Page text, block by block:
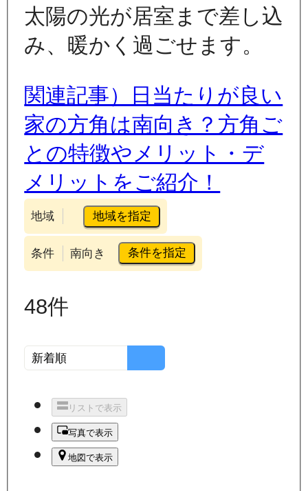
太陽の光が居室まで差し込
み、暖かく過ごせます。
関連記事）日当たりが良い
家の方角は南向き？方角ご
との特徴やメリット・デ
メリットをご紹介！
地域 地域を指定
条件 南向き 条件を指定
48件
リストで表示
写真で表示
地図で表示